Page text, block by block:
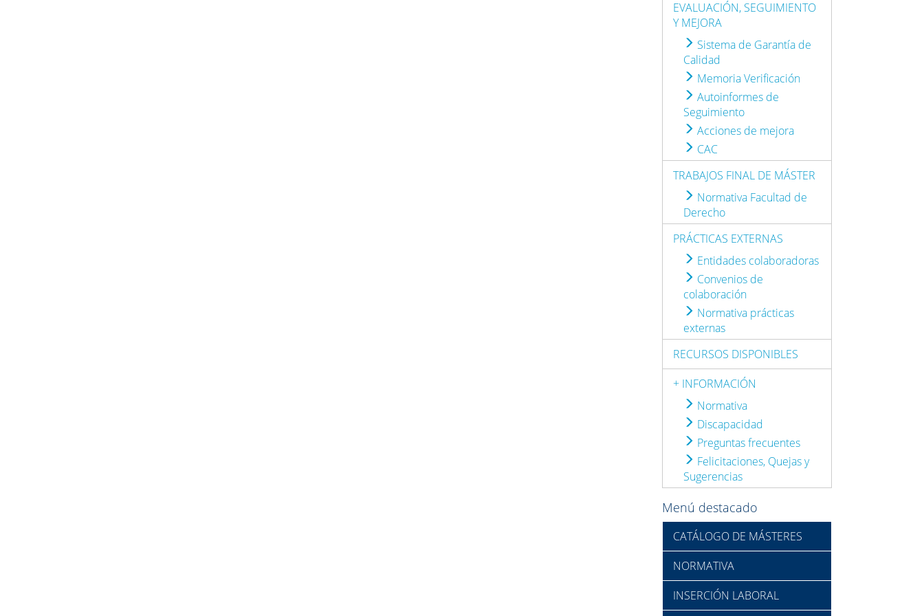
EVALUACIÓN, SEGUIMIENTO
Y MEJORA
Sistema de Garantía de
Calidad
Memoria Verificación
Autoinformes de
Seguimiento
Acciones de mejora
CAC
TRABAJOS FINAL DE MÁSTER
Normativa Facultad de
Derecho
PRÁCTICAS EXTERNAS
Entidades colaboradoras
Convenios de
colaboración
Normativa prácticas
externas
RECURSOS DISPONIBLES
+ INFORMACIÓN
Normativa
Discapacidad
Preguntas frecuentes
Felicitaciones, Quejas y
Sugerencias
Menú destacado
CATÁLOGO DE MÁSTERES
NORMATIVA
INSERCIÓN LABORAL